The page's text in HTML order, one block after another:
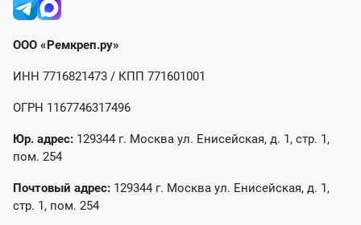
ООО «Ремкреп.ру»
ИНН 7716821473 / КПП 771601001
ОГРН 1167746317496
Юр. адрес: 129344 г. Москва ул. Енисейская, д. 1, стр. 1,
пом. 254
Почтовый адрес: 129344 г. Москва ул. Енисейская, д. 1,
стр. 1, пом. 254